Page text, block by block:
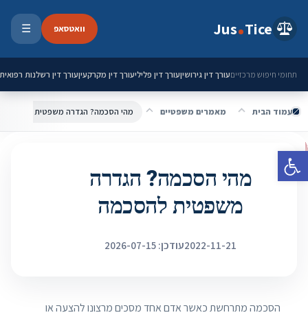
פתח סרגל נגישות
Jus Tice וואטסאפ ☰
תחומי חיפוש מרכזייםעורך דין גירושיןעורך דין פליליעורך דין מקרקעיןעורך דין רשלנות רפואית
עמוד הבית מאמרים משפטיים מהי הסכמה? הגדרה משפטית להסכמה
מהי הסכמה? הגדרה
משפטית להסכמה
2022-11-21עודכן: 2026-07-15
הסכמה מתרחשת כאשר אדם אחד מסכים מרצונו להצעה או